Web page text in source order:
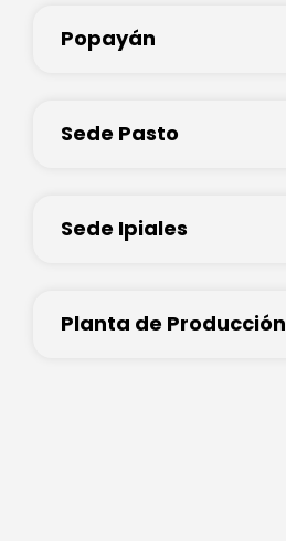
Popayán
Sede Pasto
Sede Ipiales
Planta de Producción